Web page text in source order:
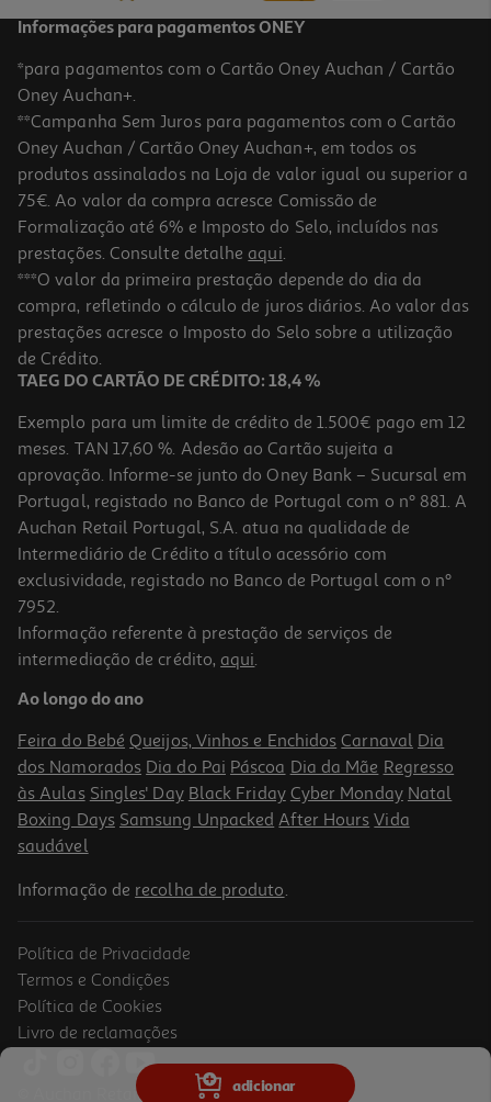
adicionar
5.0
Fraldas Bambo Nature 4-L 7-14 Kg 48un
0.31 €/un
14,88 €
Fraldas Bambo Nature Paper Bag T3 4-8 Kg 168un
0.27 €/un
44,99 €
Fraldas Moomin Baby T1 2-5kg 25un
Informações para pagamentos ONEY
*para pagamentos com o Cartão Oney Auchan / Cartão
Oney Auchan+.
**Campanha Sem Juros para pagamentos com o Cartão
Oney Auchan / Cartão Oney Auchan+, em todos os
produtos assinalados na Loja de valor igual ou superior a
75€. Ao valor da compra acresce Comissão de
Formalização até 6% e Imposto do Selo, incluídos nas
prestações. Consulte detalhe aqui.
***O valor da primeira prestação depende do dia da
compra, refletindo o cálculo de juros diários. Ao valor das
prestações acresce o Imposto do Selo sobre a utilização
de Crédito.
TAEG DO CARTÃO DE CRÉDITO: 18,4 %
Exemplo para um limite de crédito de 1.500€ pago em 12
meses. TAN 17,60 %. Adesão ao Cartão sujeita a
aprovação. Informe-se junto do Oney Bank – Sucursal em
Portugal, registado no Banco de Portugal com o nº 881. A
Auchan Retail Portugal, S.A. atua na qualidade de
Intermediário de Crédito a título acessório com
exclusividade, registado no Banco de Portugal com o nº
7952.
Informação referente à prestação de serviços de
intermediação de crédito, aqui.
Ao longo do ano
Feira do Bebé Queijos, Vinhos e Enchidos Carnaval Dia
dos Namorados Dia do Pai Páscoa Dia da Mãe Regresso
às Aulas Singles' Day Black Friday Cyber Monday Natal
Boxing Days Samsung Unpacked After Hours Vida
saudável
Informação de recolha de produto.
Política de Privacidade
Termos e Condições
Política de Cookies
Livro de reclamações
© Auchan Retail Portugal